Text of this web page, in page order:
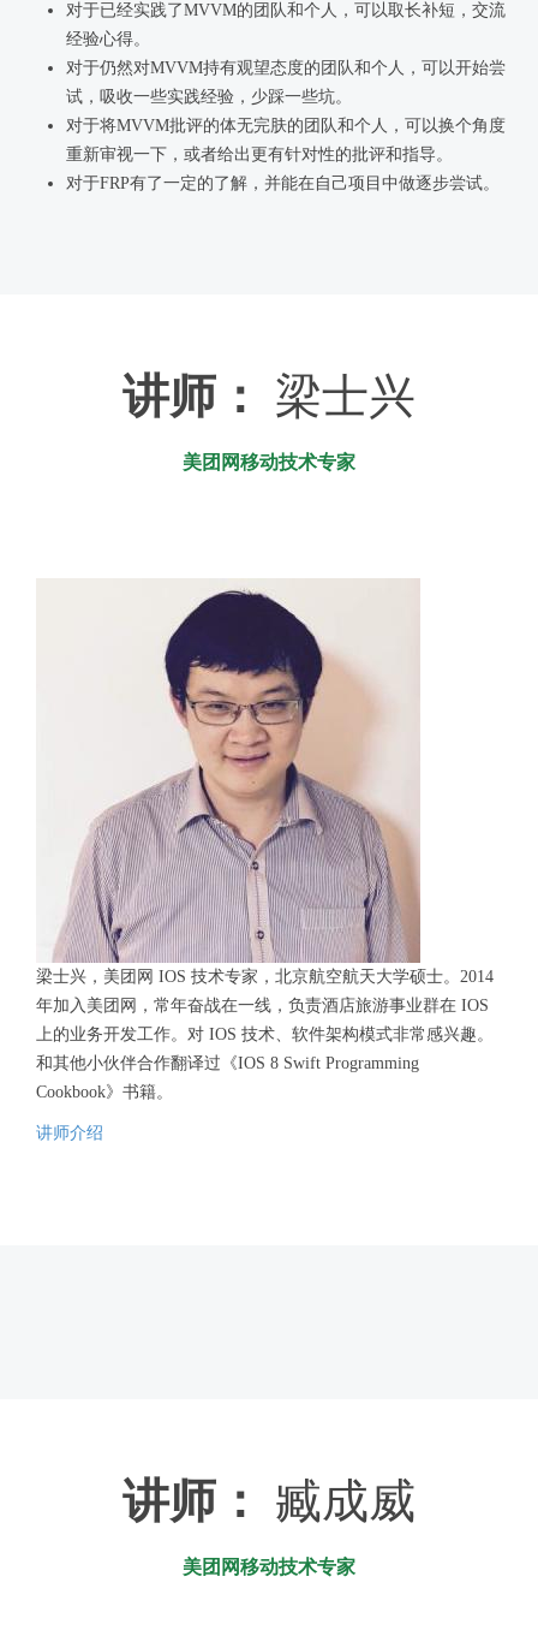
对于已经实践了MVVM的团队和个人，可以取长补短，交流
经验心得。
对于仍然对MVVM持有观望态度的团队和个人，可以开始尝
试，吸收一些实践经验，少踩一些坑。
对于将MVVM批评的体无完肤的团队和个人，可以换个角度
重新审视一下，或者给出更有针对性的批评和指导。
对于FRP有了一定的了解，并能在自己项目中做逐步尝试。
讲师： 梁士兴
美团网移动技术专家
梁士兴，美团网 IOS 技术专家，北京航空航天大学硕士。2014
年加入美团网，常年奋战在一线，负责酒店旅游事业群在 IOS
上的业务开发工作。对 IOS 技术、软件架构模式非常感兴趣。
和其他小伙伴合作翻译过《IOS 8 Swift Programming
Cookbook》书籍。
讲师介绍
讲师： 臧成威
美团网移动技术专家